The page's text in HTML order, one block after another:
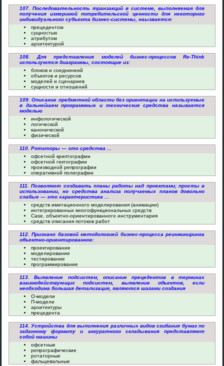
107. Последовательность транзакций в системе, выполняемая для
получения измеримой потребительской ценности для некоторого
индивидуального субъекта бизнес-системы, наызвается:
прецедентом
сущностью
атрибутом
архитектурой
108. Для представления моделей бизнес-процессов Re-Think
используются диаграммы, состоящие из:
блоков и соеднинеий
объектов и ресурсов
моделей и сценариев
сущности и отношений
109. Описание предметной области без ориентации на используемые
в дальнейшем программные и технические средства называется
моделью
инфологической
логической
канонической
физической
110. Ротаторы — это средства ...
офсетной криптографии
офсетной гектографии
производной репрографии
оперативной полиграфии
111. Позволяют создавать планы работы над проектами; просты в
использовании, но средства анализа получаемых планов довольно
слабые — это характеристика ...
средств имитационного моделирования (анимации)
интегрированных многофункциональных средств
Case, объектно-ориентированного инструментария
средств описания потоков работ
112. Признано базовой методологией бизнес-процесса реинжиниринга
объектно-ориентированное:
проектирование
моделирование
тестирование
программирование
113. Выявление подсистем, описание прецедентов в терминах
взаимодействующих подсистем, выявление объектов, если
необходима большая детализация, являются шагами создания
О-модели
П-модели
архитектуры
прецедента
114. Устройства для выполнения различных видов сгибания бумаг по
заданному формату и аккуратного складывания представляют
собой машины
офсетные
репрографические
ротаторные
фальцевальные